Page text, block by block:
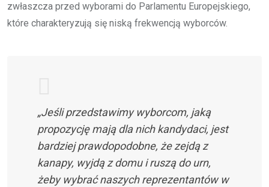
zwłaszcza przed wyborami do Parlamentu Europejskiego,
które charakteryzują się niską frekwencją wyborców.
„Jeśli przedstawimy wyborcom, jaką
propozycję mają dla nich kandydaci, jest
bardziej prawdopodobne, że zejdą z
kanapy, wyjdą z domu i ruszą do urn,
żeby wybrać naszych reprezentantów w